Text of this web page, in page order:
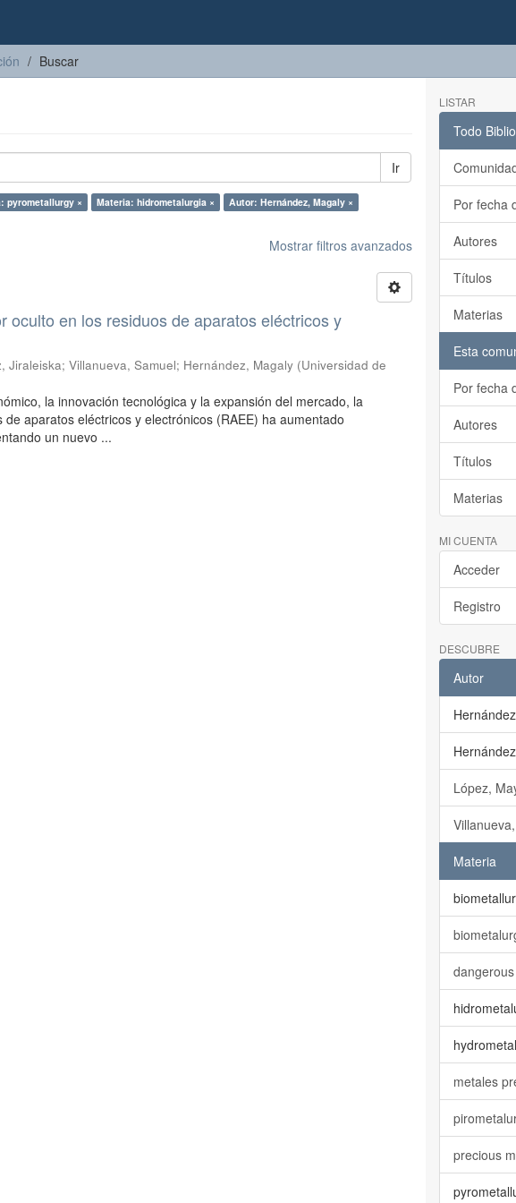
Buscar
Ir
pyrometallurgy × Materia: hidrometalurgia ×
Autor: Hernández, Magaly ×
Mostrar filtros avanzados
oculto en los residuos de aparatos eléctricos y
Jiraleiska;Villanueva, Samuel; Hernández, Magaly (Universidad de
la innovación tecnológica y la expansión del mercado, la
aparatos eléctricos y electrónicos (RAEE) ha aumentado
un nuevo ...
LISTAR
Todo
Por fecha
Autores
Títulos
Materias
Esta
Por fecha
Autores
Títulos
Materias
MI CUENTA
Acceder
Registro
DESCUBRE
Autor
López,
Materia
metales
precious